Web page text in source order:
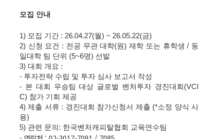
모집 안내
1) 모집 기간 : 26.04.27(월) ~ 26.05.22(금)
2) 신청 요건 : 전공 무관 대학(원)재학 또는 휴학생/ 동
일대학 팀 단위 (5~6명) 선발
3) 대회 개요 :
- 투자전략 수립 및 투자 심사 보고서 작성
- 본 대회 우승팀 대상 글로벌 벤처투자 경진대회 (VCI
C) 참가 기회 제공
4)제출 서류 : 경진대회 참가신청서 제출 (*소정 양식 사
용)
5) 관련 문의: 한국벤처캐피탈협회 교육연수팀